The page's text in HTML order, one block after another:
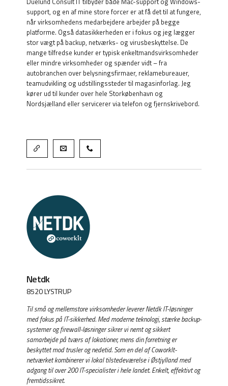
support, og en af mine store forcer er at få det til at fungere,
når virksomhedens medarbejdere arbejder på begge
platforme. Også datasikkerheden er i fokus og jeg lægger
stor vægt på backup, netværks- og virusbeskyttelse. De
mange tilfredse kunder er typisk enkeltmandsvirksomheder
eller mindre virksomheder og spænder vidt – fra
autobranchen over belysningsfirmaer, reklamebureauer,
teamudvikling og udstillingssteder til magasinforlag. Jeg
kører ud til kunder over hele Storkøbenhavn og
Nordsjælland eller servicerer via telefon og fjernskrivebord.
Netdk
8520 LYSTRUP
Til små og mellemstore virksomheder leverer Netdk IT-løsninger
med fokus på IT-sikkerhed. Med moderne teknologi, stærke backup-
systemer og firewall-løsninger sikrer vi nemt og sikkert
samarbejde på tværs af lokationer, mens din forretning er
beskyttet mod trusler og nedetid. Som en del af CoworkIt-
netværket kombinerer vi lokal tilstedeværelse i Østjylland med
adgang til over 200 IT-specialister i hele landet. Enkelt, effektivt og
fremtidssikret.